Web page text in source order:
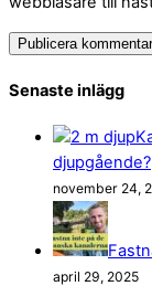
Senaste inlägg
djupgående?
november 24,
april 29, 2025